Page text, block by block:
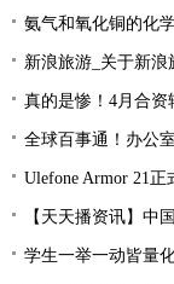
氨气和氧化铜的化
新浪旅游_关于新浪
真的是惨！4月合资
全球百事通！办公室风
Ulefone Armor 21
【天天播资讯】中国
学生一举一动皆量化打